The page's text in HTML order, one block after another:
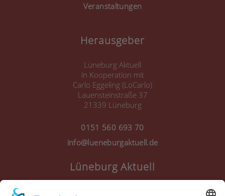
Veranstaltungen
Herausgeber
Lüneburg Aktuell
in Kooperation mit
Carlo Eggeling (LoCarlo)
Lauensteinstraße 37
21339 Lüneburg
0151 560 693 70
info@lueneburgaktuell.de
Lüneburg Aktuell